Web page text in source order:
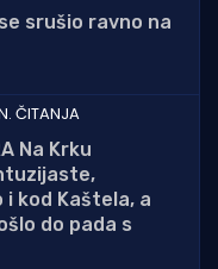
se srušio ravno na
ČITANJA
Na Krku
i kod Kaštela, a
do pada s